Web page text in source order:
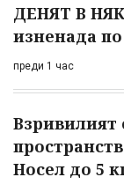
ДЕНЯТ В
изненада
преди 1 час
Взривилият
Носел до 5